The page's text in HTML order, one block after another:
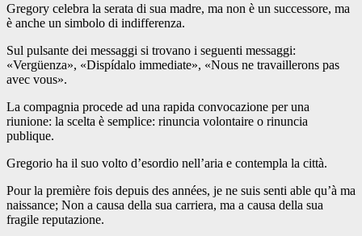
Gregory celebra la serata di sua madre, ma non è un successore, ma
è anche un simbolo di indifferenza.
Sul pulsante dei messaggi si trovano i seguenti messaggi:
«Vergüenza», «Dispídalo immediate», «Nous ne travaillerons pas
avec vous».
La compagnia procede ad una rapida convocazione per una
riunione: la scelta è semplice: rinuncia volontaire o rinuncia
publique.
Gregorio ha il suo volto d’esordio nell’aria e contempla la città.
Pour la première fois depuis des années, je ne suis senti able qu’à ma
naissance; Non a causa della sua carriera, ma a causa della sua
fragile reputazione.